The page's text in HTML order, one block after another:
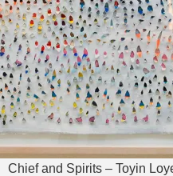
Chief and Spirits – Toyin